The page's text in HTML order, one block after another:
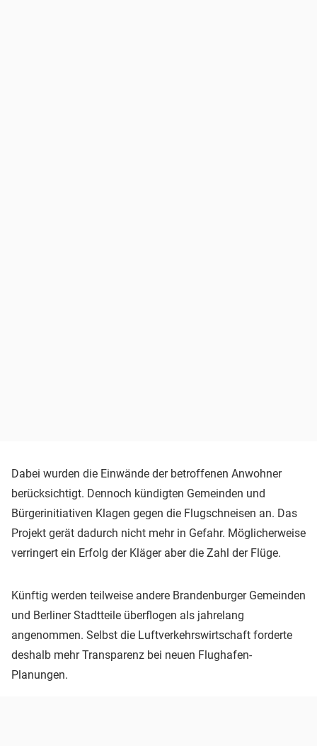
Dabei wurden die Einwände der betroffenen Anwohner
berücksichtigt. Dennoch kündigten Gemeinden und
Bürgerinitiativen Klagen gegen die Flugschneisen an. Das
Projekt gerät dadurch nicht mehr in Gefahr. Möglicherweise
verringert ein Erfolg der Kläger aber die Zahl der Flüge.
Künftig werden teilweise andere Brandenburger Gemeinden
und Berliner Stadtteile überflogen als jahrelang
angenommen. Selbst die Luftverkehrswirtschaft forderte
deshalb mehr Transparenz bei neuen Flughafen-
Planungen.